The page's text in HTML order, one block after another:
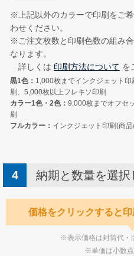
※上記以外のカラーで印刷をご
わせください。
※ご注文枚数と印刷色数の組み
なります。
詳しくは 印刷方法について を
黒1色： 1,000枚までインクジェット
刷、5,000枚以上フレキソ印刷
カラー1色・2色： 9,000枚までオフセ
刷
フルカラー： インクジェット印刷(商
納期と数量を選択
価格をクリックすると
※表示価格は封筒代・
※単価は小数点